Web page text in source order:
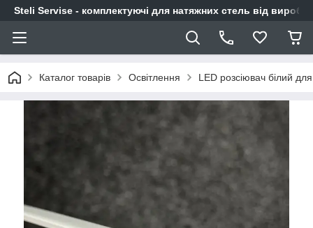
Steli Servise - комплектуючі для натяжних стель від
Каталог товарів Освітлення LED розсіювач білий